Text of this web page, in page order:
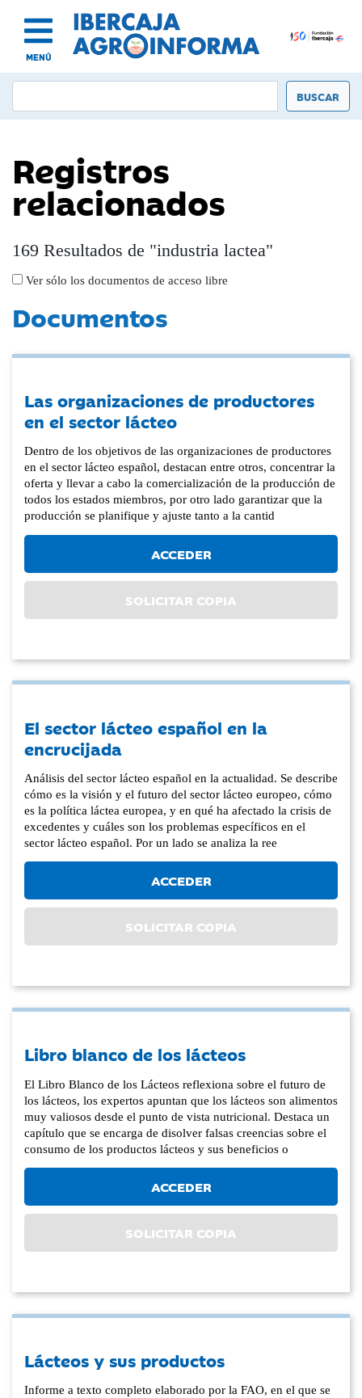
MENÚ
Registros
relacionados
169 Resultados de "industria lactea"
Ver sólo los documentos de acceso libre
Documentos
Las organizaciones de productores
en el sector lácteo
Dentro de los objetivos de las organizaciones de productores
en el sector lácteo español, destacan entre otros, concentrar la
oferta y llevar a cabo la comercialización de la producción de
todos los estados miembros, por otro lado garantizar que la
producción se planifique y ajuste tanto a la cantid
ACCEDER
SOLICITAR COPIA
El sector lácteo español en la
encrucijada
Análisis del sector lácteo español en la actualidad. Se describe
cómo es la visión y el futuro del sector lácteo europeo, cómo
es la política láctea europea, y en qué ha afectado la crisis de
excedentes y cuáles son los problemas específicos en el
sector lácteo español. Por un lado se analiza la ree
ACCEDER
SOLICITAR COPIA
Libro blanco de los lácteos
El Libro Blanco de los Lácteos reflexiona sobre el futuro de
los lácteos, los expertos apuntan que los lácteos son alimentos
muy valiosos desde el punto de vista nutricional. Destaca un
capítulo que se encarga de disolver falsas creencias sobre el
consumo de los productos lácteos y sus beneficios o
ACCEDER
SOLICITAR COPIA
Lácteos y sus productos
Informe a texto completo elaborado por la FAO, en el que se